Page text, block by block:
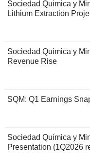
Sociedad Quimica y
Lithium Extraction
Sociedad Quimica y
Revenue Rise
SQM: Q1 Earnings
Sociedad Química y
Presentation (1Q2026